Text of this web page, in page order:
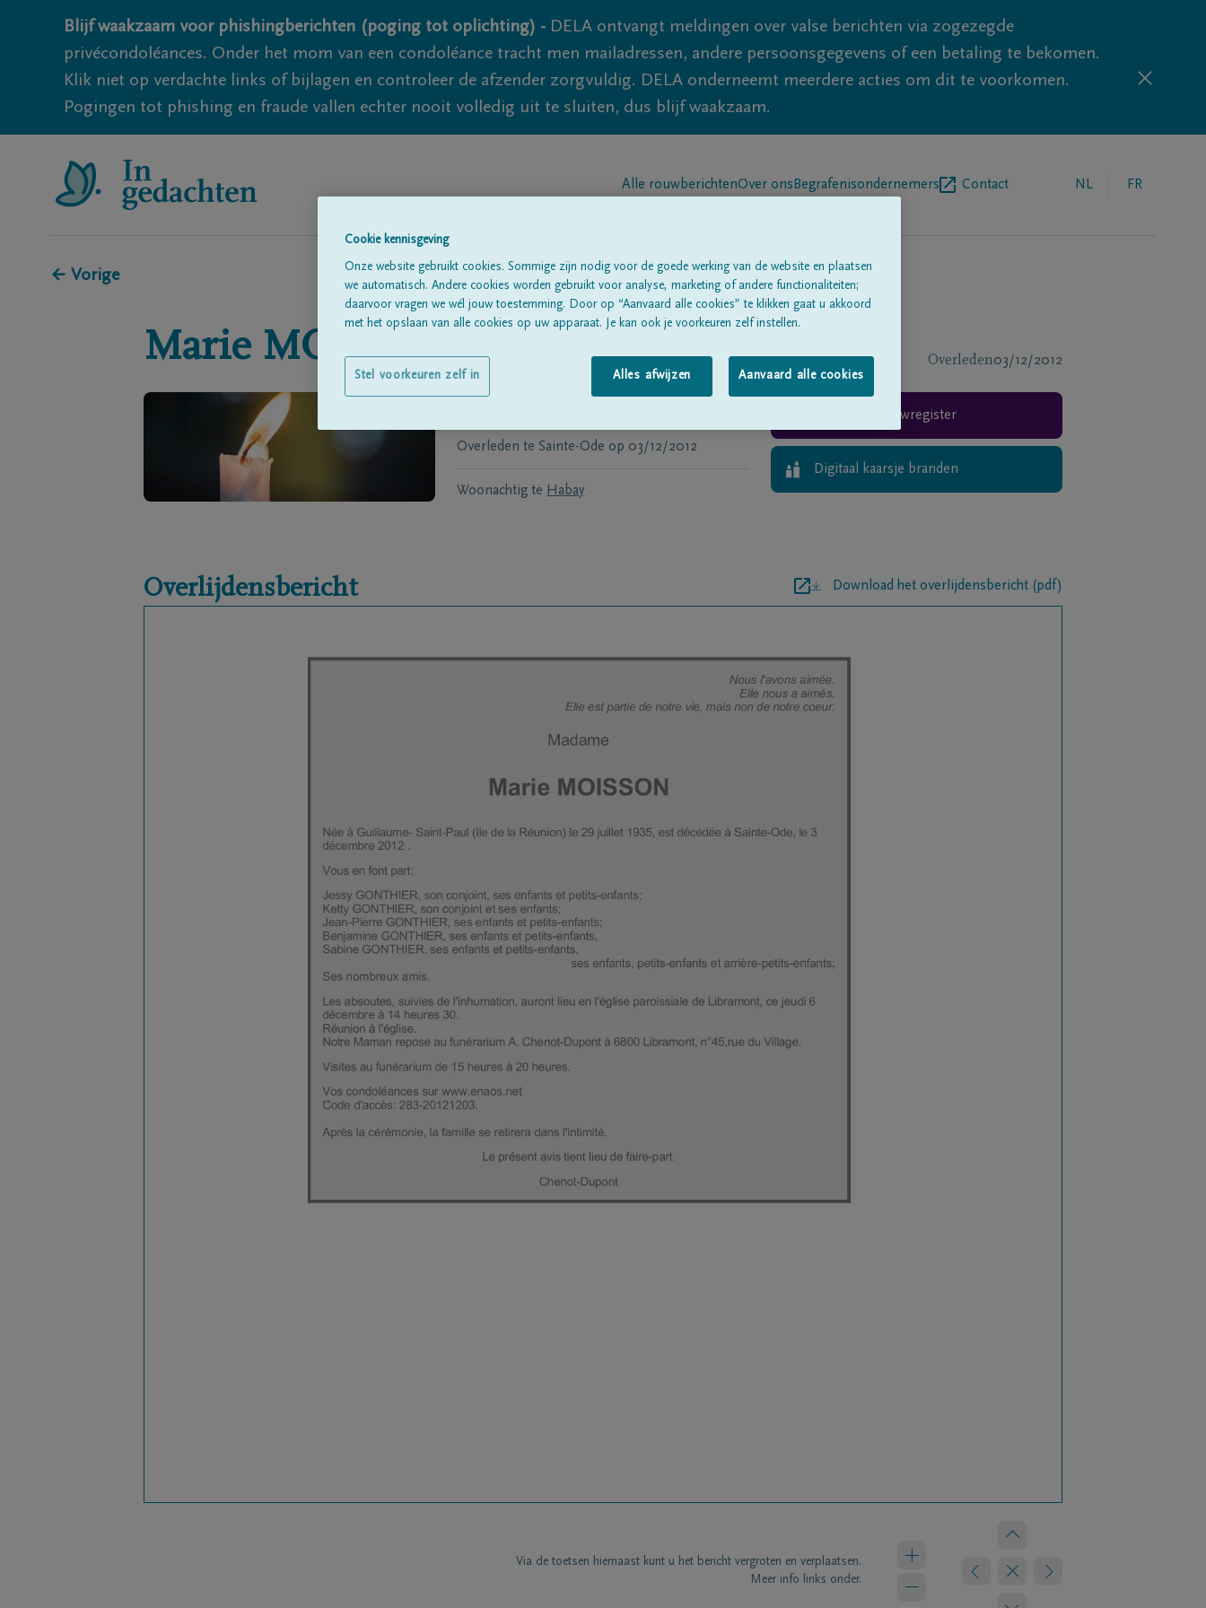
Blijf waakzaam voor phishingberichten (poging tot oplichting) - DELA ontvangt meldingen over valse berichten via zogezegde
privécondoléances. Onder het mom van een condoléance tracht men mailadressen, andere persoonsgegevens of een betaling te bekomen.
Klik niet op verdachte links of bijlagen en controleer de afzender zorgvuldig. DELA onderneemt meerdere acties om dit te voorkomen.
Pogingen tot phishing en fraude vallen echter nooit volledig uit te sluiten, dus blijf waakzaam.
Alle rouwberichtenOver ons Begrafenisondernemers Contact NL FR
← Vorige
Marie MOISSON Overleden03/12/2012
Overleden te Sainte-Ode op 03/12/2012
Woonachtig te Habay
Rouwregister
Digitaal kaarsje branden
Overlijdensbericht Download het overlijdensbericht (pdf)
Via de toetsen hiernaast kunt u het bericht vergroten en verplaatsen.
Meer info links onder.
Cookie kennisgeving
Onze website gebruikt cookies. Sommige zijn nodig voor de goede werking van de website en plaatsen
we automatisch. Andere cookies worden gebruikt voor analyse, marketing of andere functionaliteiten;
daarvoor vragen we wél jouw toestemming. Door op “Aanvaard alle cookies” te klikken gaat u akkoord
met het opslaan van alle cookies op uw apparaat. Je kan ook je voorkeuren zelf instellen.
Alles afwijzen Aanvaard alle cookies
Stel voorkeuren zelf in